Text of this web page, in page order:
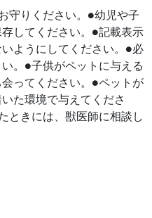
守りください。●幼児や子
してください。●記載表示
ようにしてください。●必
。●子供がペットに与える
ってください。●ペットが
た環境で与えてくださ
ときには、獣医師に相談し